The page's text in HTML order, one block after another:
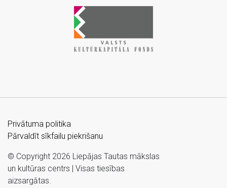
Privātuma politika
Pārvaldīt sīkfailu piekrišanu
© Copyright 2026 Liepājas Tautas mākslas
un kultūras centrs | Visas tiesības
aizsargātas.